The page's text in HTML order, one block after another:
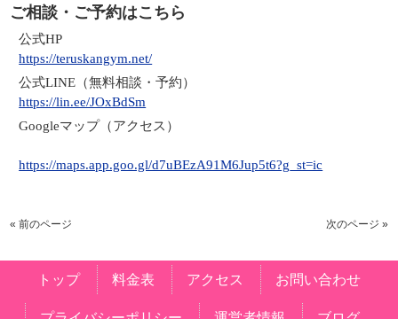
ご相談・ご予約はこちら
公式HP
https://teruskangym.net/
公式LINE（無料相談・予約）
https://lin.ee/JOxBdSm
Googleマップ（アクセス）
https://maps.app.goo.gl/d7uBEzA91M6Jup5t6?g_st=ic
« 前のページ 次のページ »
トップ 料金表 アクセス お問い合わせ